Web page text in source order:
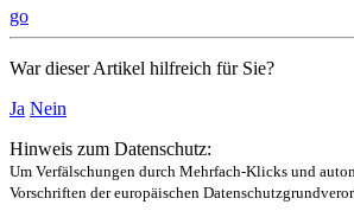
go
War dieser Artikel hilfreich für Sie?
Ja Nein
Hinweis zum Datenschutz:
Um Verfälschungen durch Mehrfach-Klicks und
Vorschriften der europäischen